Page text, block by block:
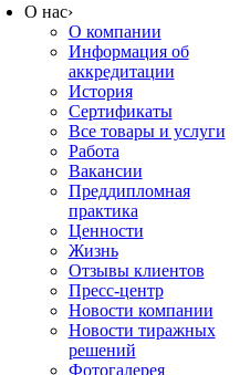
О нас›
О компании
Информация об
аккредитации
История
Сертификаты
Все товары и услуги
Работа
Вакансии
Преддипломная
практика
Ценности
Жизнь
Отзывы клиентов
Пресс-центр
Новости компании
Новости тиражных
решений
Фотогалерея